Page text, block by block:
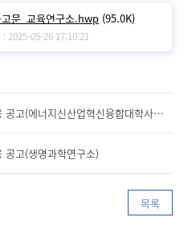
문_교육연구소.hwp(95.0K)
: 2025-05-26 17:10:21
(에너지신산업혁신융합대학사업단)
고(생명과학연구소)
목록